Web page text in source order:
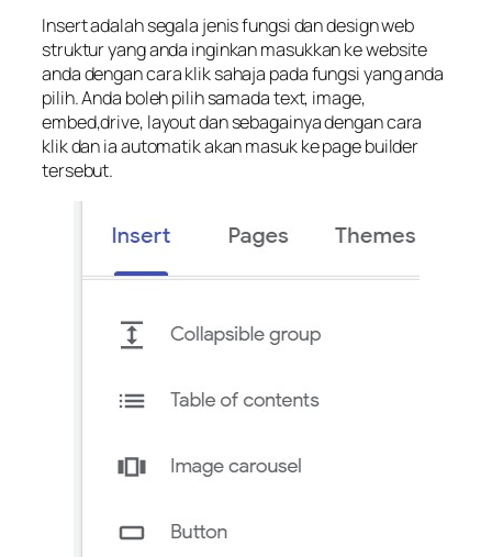
Insert adalah segala jenis fungsi dan design web
struktur yang anda inginkan masukkan ke website
anda dengan cara klik sahaja pada fungsi yang anda
pilih. Anda boleh pilih samada text, image,
embed,drive, layout dan sebagainya dengan cara
klik dan ia automatik akan masuk ke page builder
tersebut.